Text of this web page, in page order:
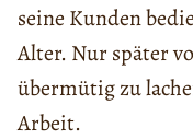
seine Kunden
Alter. Nur später
übermütig zu
Arbeit.